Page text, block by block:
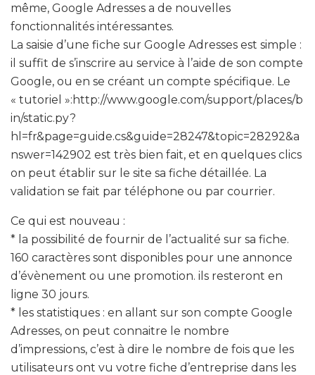
même, Google Adresses a de nouvelles
fonctionnalités intéressantes.
La saisie d’une fiche sur Google Adresses est simple :
il suffit de s’inscrire au service à l’aide de son compte
Google, ou en se créant un compte spécifique. Le
« tutoriel »:http://www.google.com/support/places/b
in/static.py?
hl=fr&page=guide.cs&guide=28247&topic=28292&a
nswer=142902 est très bien fait, et en quelques clics
on peut établir sur le site sa fiche détaillée. La
validation se fait par téléphone ou par courrier.
Ce qui est nouveau :
* la possibilité de fournir de l’actualité sur sa fiche.
160 caractères sont disponibles pour une annonce
d’évènement ou une promotion. ils resteront en
ligne 30 jours.
* les statistiques : en allant sur son compte Google
Adresses, on peut connaitre le nombre
d’impressions, c’est à dire le nombre de fois que les
utilisateurs ont vu votre fiche d’entreprise dans les